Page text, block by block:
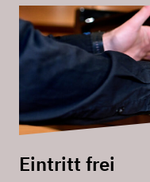
Eintritt frei